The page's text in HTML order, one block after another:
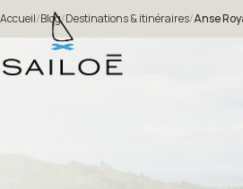
Accueil/Blog/Destinations & itinéraires/Anse